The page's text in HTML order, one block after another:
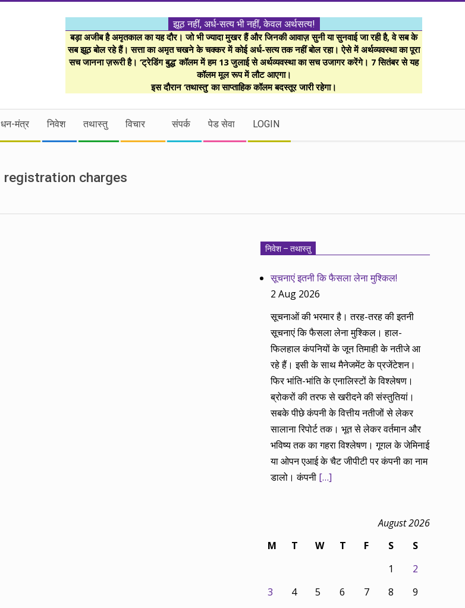
झूठ नहीं, अर्ध-सत्य भी नहीं, केवल अर्थसत्य!
बड़ा अजीब है अमृतकाल का यह दौर। जो भी ज्यादा मुखर हैं और जिनकी आवाज़ सुनी या सुनवाई जा रही है, वे सब के
सब झूठ बोल रहे हैं। सत्ता का अमृत चखने के चक्कर में कोई अर्ध-सत्य तक नहीं बोल रहा। ऐसे में अर्थव्यवस्था का पूरा
सच जानना ज़रूरी है। ‘ट्रेडिंग बुद्ध’ कॉलम में हम 13 जुलाई से अर्थव्यवस्था का सच उजागर करेंगे। 7 सितंबर से यह
कॉलम मूल रूप में लौट आएगा।
इस दौरान ‘तथास्तु’ का साप्ताहिक कॉलम बदस्तूर जारी रहेगा।
धन-मंत्र निवेश तथास्तु विचार संपर्क पेड सेवा LOGIN
registration charges
निवेश – तथास्तु
सूचनाएं इतनी कि फैसला लेना मुश्किल!
2 Aug 2026
सूचनाओं की भरमार है। तरह-तरह की इतनी
सूचनाएं कि फैसला लेना मुश्किल। हाल-
फिलहाल कंपनियों के जून तिमाही के नतीजे आ
रहे हैं। इसी के साथ मैनेजमेंट के प्रजेंटेशन।
फिर भांति-भांति के एनालिस्टों के विश्लेषण।
ब्रोकरों की तरफ से खरीदने की संस्तुतियां।
सबके पीछे कंपनी के वित्तीय नतीजों से लेकर
सालाना रिपोर्ट तक। भूत से लेकर वर्तमान और
भविष्य तक का गहरा विश्लेषण। गूगल के जेमिनाई
या ओपन एआई के चैट जीपीटी पर कंपनी का नाम
डालो। कंपनी […]
August 2026
M
T W T F S
S
1
2
3
4 5 6 7 8
9